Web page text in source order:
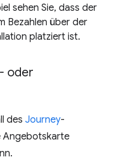
sehen Sie, dass der
Bezahlen über der
platziert ist.
oder
des Journey-
Angebotskarte